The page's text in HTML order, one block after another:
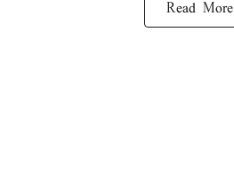
Read More